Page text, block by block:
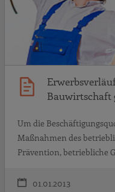
Bauwirtschaft
Um die
Maßnahmen des
Prävention, betriebliche
01.01.2013